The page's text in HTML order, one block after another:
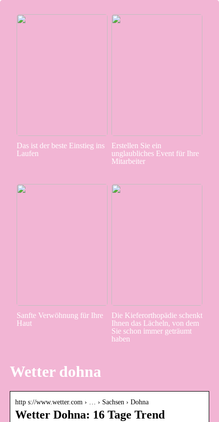
Das ist der beste Einstieg ins
Laufen
Erstellen Sie ein
unglaubliches Event für Ihre
Mitarbeiter
Sanfte Verwöhnung für Ihre
Haut
Die Kieferorthopädie schenkt
Ihnen das Lächeln, von dem
Sie schon immer geträumt
haben
Wetter dohna
http s://www.wetter.com › … › Sachsen › Dohna
Wetter Dohna: 16 Tage Trend